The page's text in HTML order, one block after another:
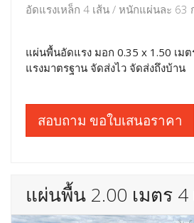
อัดแรงเหล็ก 4 เส้น / หนักแผ่นละ 63
แผ่นพื้นอัดแรง มอก 0.35 x 1.50 เม
แรงมาตรฐาน จัดส่งไว จัดส่งถึงบ้าน
สอบถาม ขอใบเสนอราคา
แผ่นพื้น 2.00 เมตร 4